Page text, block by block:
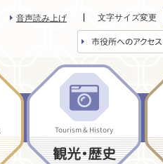
音声読み上げ 文字サイズ変更
市役所へのアクセス
Tourism & History
観光・歴史